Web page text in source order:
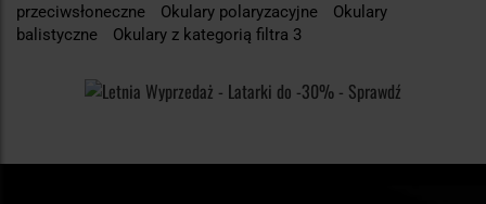
przeciwsłoneczne
Okulary polaryzacyjne
Okulary
balistyczne
Okulary z kategorią filtra 3